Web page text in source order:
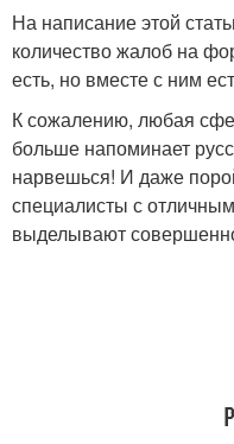
На написание этой
количество жалоб на
есть, но вместе с ним
К сожалению, любая
больше напоминает
нарвешься! И даже
специалисты с
выделывают